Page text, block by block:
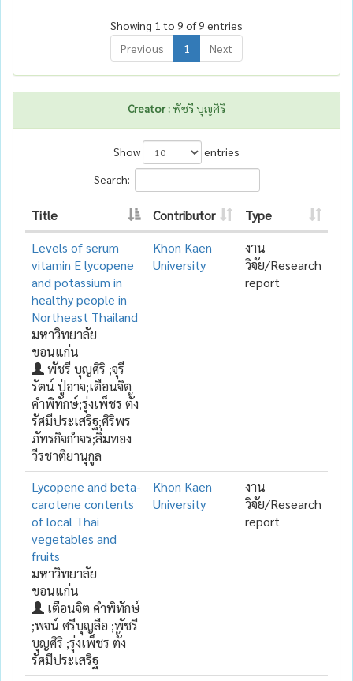
Showing 1 to 9 of 9 entries
Previous
1 Next
Creator : พัชรี บุญศิริ
Show
entries
Search:
Title Contributor
Type
Levels of serum
vitamin E lycopene
and potassium in
healthy people in
Northeast Thailand
มหาวิทยาลัย
ขอนแก่น
พัชรี บุญศิริ ;จุรี
รัตน์ ปู่อาจ;เตือนจิต
คำพิทักษ์;รุ่งเพ็ชร ตั้ง
รัศมีประเสริฐ;ศิริพร
ภัทรกิจกำจร;ลิ่มทอง
วีรชาติยานุกูล
Khon Kaen
University
งาน
วิจัย/Research
report
Lycopene and beta-
carotene contents
of local Thai
vegetables and
fruits
มหาวิทยาลัย
ขอนแก่น
เตือนจิต คำพิทักษ์
;พจน์ ศรีบุญลือ ;พัชรี
บุญศิริ ;รุ่งเพ็ชร ตั้ง
รัศมีประเสริฐ
Khon Kaen
University
งาน
วิจัย/Research
report